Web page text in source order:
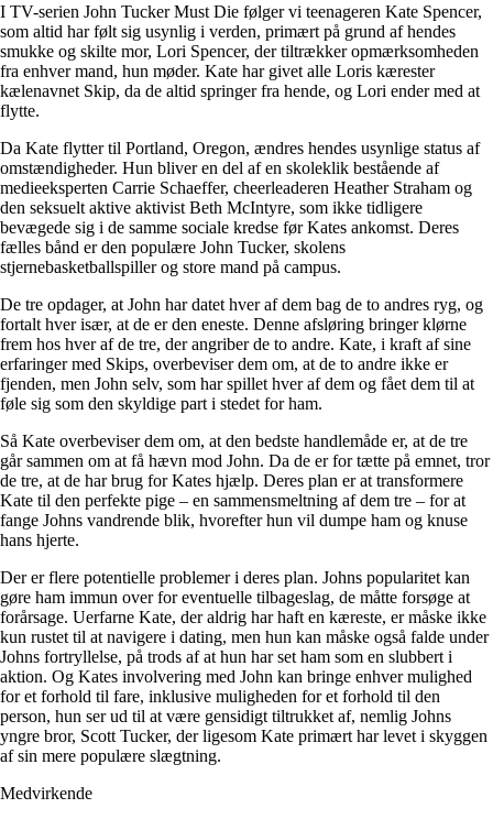
I TV-serien John Tucker Must Die følger vi teenageren Kate Spencer,
som altid har følt sig usynlig i verden, primært på grund af hendes
smukke og skilte mor, Lori Spencer, der tiltrækker opmærksomheden
fra enhver mand, hun møder. Kate har givet alle Loris kærester
kælenavnet Skip, da de altid springer fra hende, og Lori ender med at
flytte.
Da Kate flytter til Portland, Oregon, ændres hendes usynlige status af
omstændigheder. Hun bliver en del af en skoleklik bestående af
medieeksperten Carrie Schaeffer, cheerleaderen Heather Straham og
den seksuelt aktive aktivist Beth McIntyre, som ikke tidligere
bevægede sig i de samme sociale kredse før Kates ankomst. Deres
fælles bånd er den populære John Tucker, skolens
stjernebasketballspiller og store mand på campus.
De tre opdager, at John har datet hver af dem bag de to andres ryg, og
fortalt hver især, at de er den eneste. Denne afsløring bringer klørne
frem hos hver af de tre, der angriber de to andre. Kate, i kraft af sine
erfaringer med Skips, overbeviser dem om, at de to andre ikke er
fjenden, men John selv, som har spillet hver af dem og fået dem til at
føle sig som den skyldige part i stedet for ham.
Så Kate overbeviser dem om, at den bedste handlemåde er, at de tre
går sammen om at få hævn mod John. Da de er for tætte på emnet, tror
de tre, at de har brug for Kates hjælp. Deres plan er at transformere
Kate til den perfekte pige – en sammensmeltning af dem tre – for at
fange Johns vandrende blik, hvorefter hun vil dumpe ham og knuse
hans hjerte.
Der er flere potentielle problemer i deres plan. Johns popularitet kan
gøre ham immun over for eventuelle tilbageslag, de måtte forsøge at
forårsage. Uerfarne Kate, der aldrig har haft en kæreste, er måske ikke
kun rustet til at navigere i dating, men hun kan måske også falde under
Johns fortryllelse, på trods af at hun har set ham som en slubbert i
aktion. Og Kates involvering med John kan bringe enhver mulighed
for et forhold til fare, inklusive muligheden for et forhold til den
person, hun ser ud til at være gensidigt tiltrukket af, nemlig Johns
yngre bror, Scott Tucker, der ligesom Kate primært har levet i skyggen
af sin mere populære slægtning.
Medvirkende